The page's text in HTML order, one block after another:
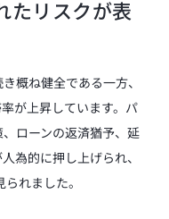
たリスクが表
概ね健全である一方、
が上昇しています。パ
ローンの返済猶予、延
為的に押し上げられ、
れました。